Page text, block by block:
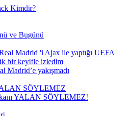
Kimdir?
ve Bugünü
Madrid’e yakışmadı
YALAN SÖYLEMEZ!